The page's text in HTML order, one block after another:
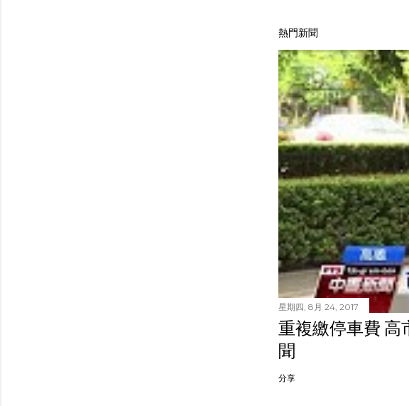
熱門新聞
星期四, 8月 24, 2017
重複繳停車費 高
聞
分享